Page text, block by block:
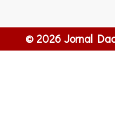
© 2026 Jornal